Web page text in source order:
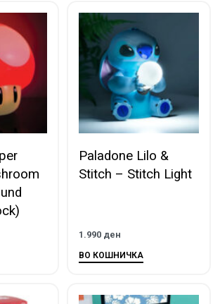
Paladone Lilo &
Stitch – Stitch Light
1.990 ден
ВО КОШНИЧКА